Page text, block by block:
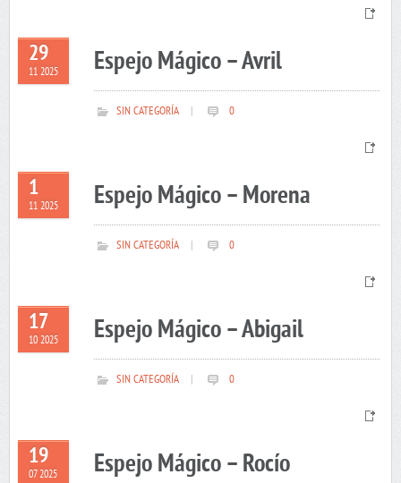
29
11 2025 Espejo Mágico – Avril
SIN CATEGORÍA 0
1
11 2025 Espejo Mágico – Morena
SIN CATEGORÍA 0
17
10 2025 Espejo Mágico – Abigail
SIN CATEGORÍA 0
19
07 2025 Espejo Mágico – Rocío